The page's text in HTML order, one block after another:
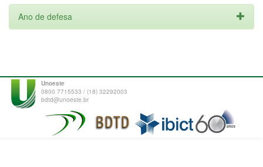
Ano de defesa
Unoeste
0800 7715533 / (18) 32292003
bdtd@unoeste.br